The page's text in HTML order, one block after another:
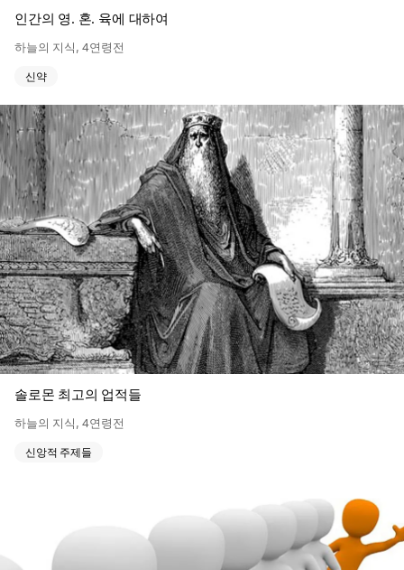
인간의 영. 혼. 육에 대하여
하늘의 지식,4연령전
신약
솔로몬 최고의 업적들
하늘의 지식,4연령전
신앙적 주제들